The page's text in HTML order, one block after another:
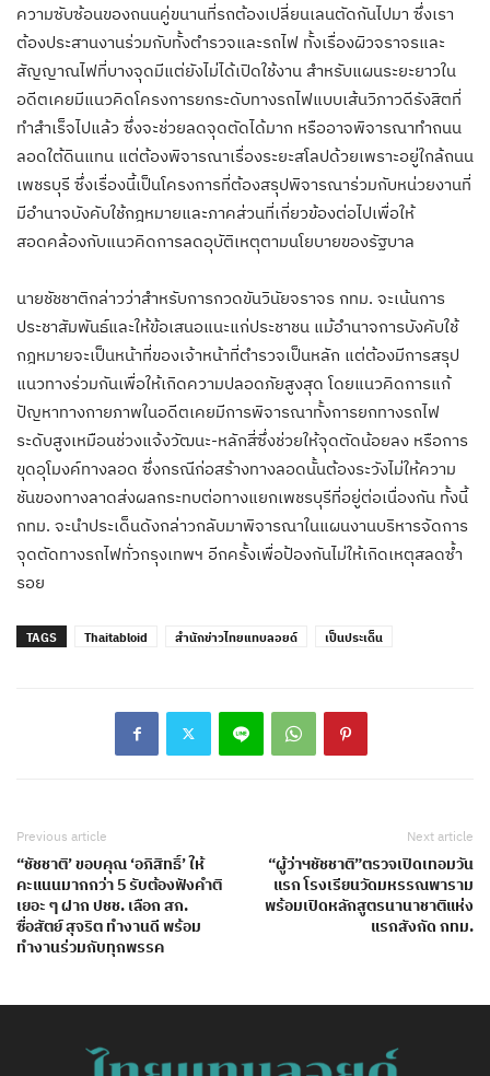
ความซับซ้อนของถนนคู่ขนานที่รถต้องเปลี่ยนเลนตัดกันไปมา ซึ่งเรา
ต้องประสานงานร่วมกับทั้งตำรวจและรถไฟ ทั้งเรื่องผิวจราจรและ
สัญญาณไฟที่บางจุดมีแต่ยังไม่ได้เปิดใช้งาน สำหรับแผนระยะยาวใน
อดีตเคยมีแนวคิดโครงการยกระดับทางรถไฟแบบเส้นวิภาวดีรังสิตที่
ทำสำเร็จไปแล้ว ซึ่งจะช่วยลดจุดตัดได้มาก หรืออาจพิจารณาทำถนน
ลอดใต้ดินแทน แต่ต้องพิจารณาเรื่องระยะสโลปด้วยเพราะอยู่ใกล้ถนน
เพชรบุรี ซึ่งเรื่องนี้เป็นโครงการที่ต้องสรุปพิจารณาร่วมกับหน่วยงานที่
มีอำนาจบังคับใช้กฎหมายและภาคส่วนที่เกี่ยวข้องต่อไปเพื่อให้
สอดคล้องกับแนวคิดการลดอุบัติเหตุตามนโยบายของรัฐบาล
นายชัชชาติกล่าวว่าสำหรับการกวดขันวินัยจราจร กทม. จะเน้นการ
ประชาสัมพันธ์และให้ข้อเสนอแนะแก่ประชาชน แม้อำนาจการบังคับใช้
กฎหมายจะเป็นหน้าที่ของเจ้าหน้าที่ตำรวจเป็นหลัก แต่ต้องมีการสรุป
แนวทางร่วมกันเพื่อให้เกิดความปลอดภัยสูงสุด โดยแนวคิดการแก้
ปัญหาทางกายภาพในอดีตเคยมีการพิจารณาทั้งการยกทางรถไฟ
ระดับสูงเหมือนช่วงแจ้งวัฒนะ-หลักสี่ซึ่งช่วยให้จุดตัดน้อยลง หรือการ
ขุดอุโมงค์ทางลอด ซึ่งกรณีก่อสร้างทางลอดนั้นต้องระวังไม่ให้ความ
ชันของทางลาดส่งผลกระทบต่อทางแยกเพชรบุรีที่อยู่ต่อเนื่องกัน ทั้งนี้
กทม. จะนำประเด็นดังกล่าวกลับมาพิจารณาในแผนงานบริหารจัดการ
จุดตัดทางรถไฟทั่วกรุงเทพฯ อีกครั้งเพื่อป้องกันไม่ให้เกิดเหตุสลดซ้ำ
รอย
TAGS Thaitabloid สำนักข่าวไทยแทบลอยด์ เป็นประเด็น
Previous article
“ชัชชาติ’ ขอบคุณ ‘อภิสิทธิ์’ ให้
คะแนนมากกว่า 5 รับต้องฟังคำติ
เยอะ ๆ ฝาก ปชช. เลือก สก.
ซื่อสัตย์ สุจริต ทำงานดี พร้อม
ทำงานร่วมกับทุกพรรค
Next article
“ผู้ว่าฯชัชชาติ”ตรวจเปิดเทอมวัน
แรก โรงเรียนวัดมหรรณพาราม
พร้อมเปิดหลักสูตรนานาชาติแห่ง
แรกสังกัด กทม.